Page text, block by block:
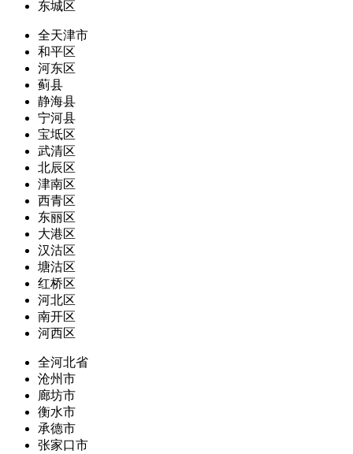
东城区
全天津市
和平区
河东区
蓟县
静海县
宁河县
宝坻区
武清区
北辰区
津南区
西青区
东丽区
大港区
汉沽区
塘沽区
红桥区
河北区
南开区
河西区
全河北省
沧州市
廊坊市
衡水市
承德市
张家口市